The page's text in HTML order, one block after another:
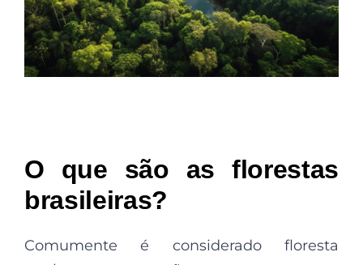
O que são as florestas
brasileiras?
Comumente é considerado floresta